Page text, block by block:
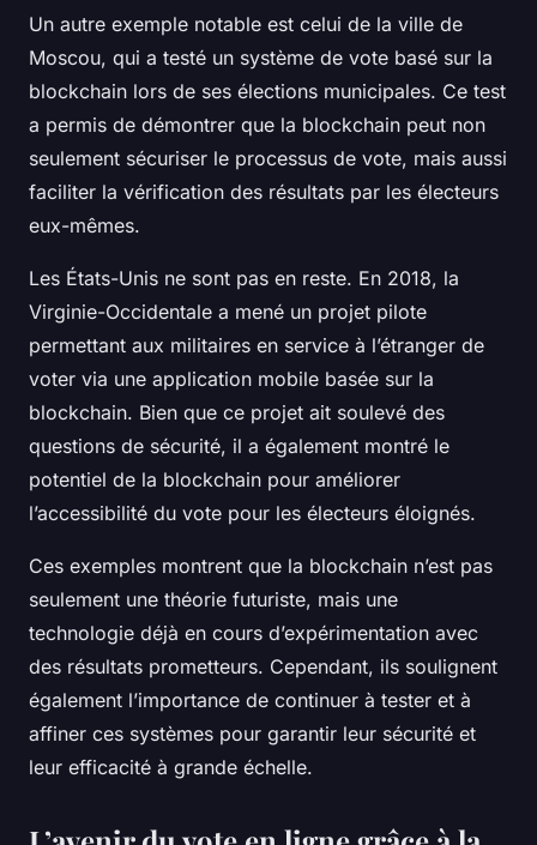
Un autre exemple notable est celui de la ville de
Moscou, qui a testé un système de vote basé sur la
blockchain lors de ses élections municipales. Ce test
a permis de démontrer que la blockchain peut non
seulement sécuriser le processus de vote, mais aussi
faciliter la vérification des résultats par les électeurs
eux-mêmes.
Les États-Unis ne sont pas en reste. En 2018, la
Virginie-Occidentale a mené un projet pilote
permettant aux militaires en service à l’étranger de
voter via une application mobile basée sur la
blockchain. Bien que ce projet ait soulevé des
questions de sécurité, il a également montré le
potentiel de la blockchain pour améliorer
l’accessibilité du vote pour les électeurs éloignés.
Ces exemples montrent que la blockchain n’est pas
seulement une théorie futuriste, mais une
technologie déjà en cours d’expérimentation avec
des résultats prometteurs. Cependant, ils soulignent
également l’importance de continuer à tester et à
affiner ces systèmes pour garantir leur sécurité et
leur efficacité à grande échelle.